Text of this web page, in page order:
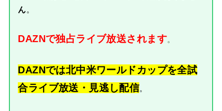
ん。
DAZNで独占ライブ放送されます。
DAZNでは北中米ワールドカップを全試
合ライブ放送・見逃し配信。